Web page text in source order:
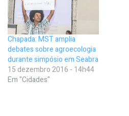
Chapada: MST amplia
debates sobre agroecologia
durante simpósio em Seabra
15 dezembro 2016 - 14h44
Em "Cidades"